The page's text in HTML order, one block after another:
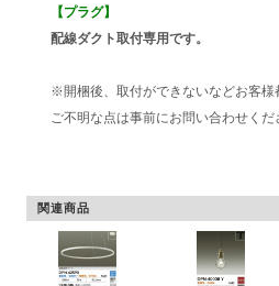
【プラグ】
配線ダクト取付専用です。
※開梱後、取付ができないなどお客様
ご不明な点は事前にお問い合わせくだ
関連商品